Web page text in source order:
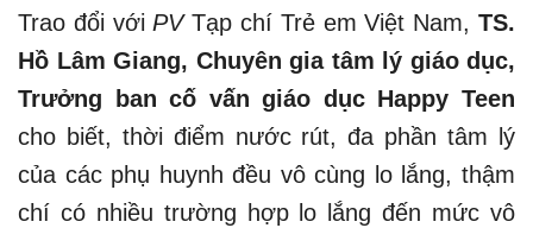
Trao đổi vớiPVTạp chí Trẻ em Việt Nam,TS.
Hồ Lâm Giang, Chuyên gia tâm lý giáo dục,
Trưởng ban cố vấn giáo dục Happy Teen
cho biết, thời điểm nước rút, đa phần tâm lý
của các phụ huynh đều vô cùng lo lắng, thậm
chí có nhiều trường hợp lo lắng đến mức vô